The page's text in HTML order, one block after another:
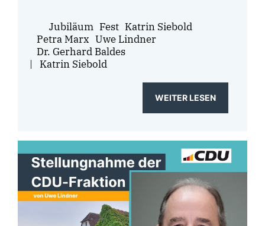
Jubiläum Fest Katrin Siebold
Petra Marx Uwe Lindner
Dr. Gerhard Baldes
|
Katrin Siebold
WEITER LESEN